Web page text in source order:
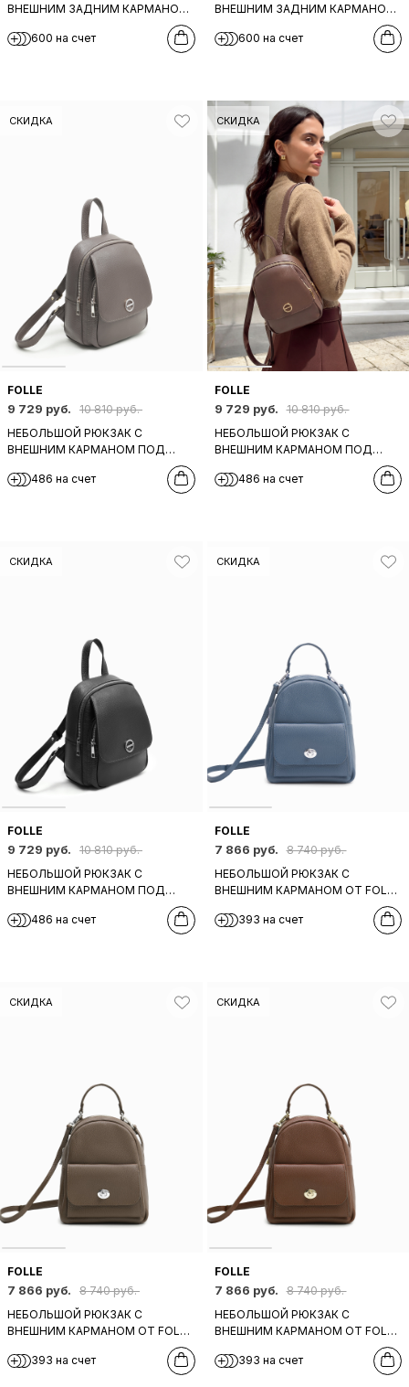
ВНЕШНИМ ЗАДНИМ КАРМАНОМ
НАТУРАЛЬНОЙ КРАСНОЙ КОЖИ
600 на счет
ВНЕШНИМ ЗАДНИМ КАРМАНОМ
НАТУРАЛЬНОЙ ЧЕРНОЙ КОЖИ
600 на счет
СКИДКА
FOLLE
9 729 руб.
10 810 руб.
НЕБОЛЬШОЙ РЮКЗАК С
ВНЕШНИМ КАРМАНОМ ПОД
НАТУРАЛЬНОЙ КОЖИ СЕРОГО
486 на счет
СКИДКА
FOLLE
9 729 руб.
10 810 руб.
НЕБОЛЬШОЙ РЮКЗАК С
ВНЕШНИМ КАРМАНОМ ПОД
НАТУРАЛЬНОЙ КОЖИ
486 на счет
СКИДКА
FOLLE
9 729 руб.
10 810 руб.
НЕБОЛЬШОЙ РЮКЗАК С
ВНЕШНИМ КАРМАНОМ ПОД
НАТУРАЛЬНОЙ ЧЕРНОЙ КОЖИ
486 на счет
СКИДКА
FOLLE
7 866 руб.
8 740 руб.
НЕБОЛЬШОЙ РЮКЗАК С
ВНЕШНИМ КАРМАНОМ ОТ FOLLE
ИЗ НАТУРАЛЬНОЙ ДЖИНСОВОЙ
КОЖИ393 на счет
СКИДКА
FOLLE
7 866 руб.
8 740 руб.
НЕБОЛЬШОЙ РЮКЗАК С
ВНЕШНИМ КАРМАНОМ ОТ FOLLE
БЕЖЕВОЙ КОЖИ
393 на счет
СКИДКА
FOLLE
7 866 руб.
8 740 руб.
НЕБОЛЬШОЙ РЮКЗАК С
ВНЕШНИМ КАРМАНОМ ОТ FOLLE
ИЗ НАТУРАЛЬНОЙ КОРИЧНЕВО-
РЫЖЕЙ КОЖИ
393 на счет